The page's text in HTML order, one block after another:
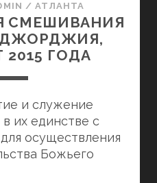
/ АТЛАНТА
СМЕШИВАНИЯ
ДЖОРДЖИЯ,
ГОДА
и служение
их единстве с
осуществления
Божьего